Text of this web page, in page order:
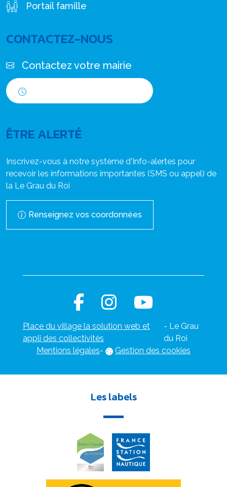
Portail famille
CONTACTEZ-NOUS
Contactez votre mairie
ÊTRE ALERTÉ
Inscrivez-vous à notre système d'Info-alertes pour
recevoir les informations importantes (SMS ou appel) de
la Le Grau du Roi
Renseignez vos coordonnées
Place du village la solution web et
appli des collectivités
- Le Grau
du Roi
Mentions légales- Gestion des cookies
Les labels